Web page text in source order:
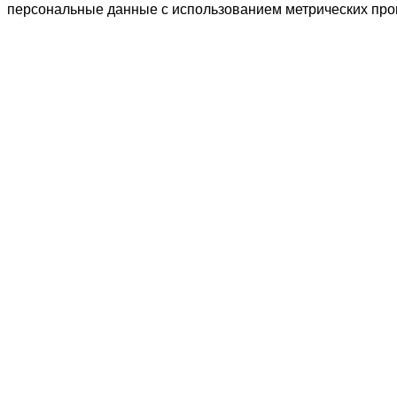
персональные данные с использованием метрических